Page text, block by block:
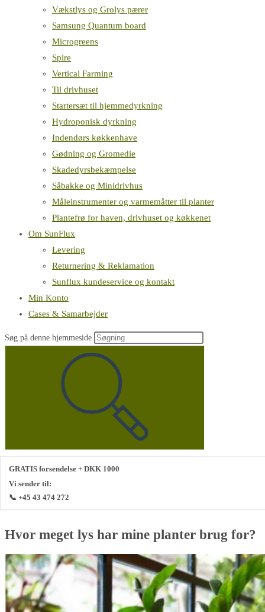
Vækstlys og Grolys pærer
Samsung Quantum board
Microgreens
Spire
Vertical Farming
Til drivhuset
Startersæt til hjemmedyrkning
Hydroponisk dyrkning
Indendørs køkkenhave
Gødning og Gromedie
Skadedyrsbekæmpelse
Såbakke og Minidrivhus
Måleinstrumenter og varmemåtter til planter
Plantefrø for haven, drivhuset og køkkenet
Om SunFlux
Levering
Returnering & Reklamation
Sunflux kundeservice og kontakt
Min Konto
Cases & Samarbejder
Søg på denne hjemmeside
GRATIS forsendelse + DKK 1000
Vi sender til:
📞 +45 43 474 272
Hvor meget lys har mine planter brug for?